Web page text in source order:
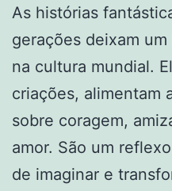
As histórias
gerações deixam
na cultura mundial.
criações, alimentam
sobre coragem,
amor. São um
de imaginar e